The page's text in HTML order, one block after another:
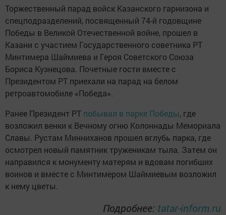
Торжественный парад войск Казанского гарнизона и
спецподразделений, посвященный 74-й годовщине
Победы в Великой Отечественной войне, прошел в
Казани с участием Государственного советника РТ
Минтимера Шаймиева и Героя Советского Союза
Бориса Кузнецова. Почетные гости вместе с
Президентом РТ приехали на парад на белом
ретроавтомобиле «Победа».
Ранее Президент РТ побывал в парке Победы, где
возложил венки к Вечному огню Колоннады Мемориала
Славы. Рустам Минниханов прошел вглубь парка, где
осмотрел новый памятник труженикам тыла. Затем он
направился к монументу матерям и вдовам погибших
воинов и вместе с Минтимером Шаймиевым возложил
к нему цветы.
Подробнее: tatar-inform.ru